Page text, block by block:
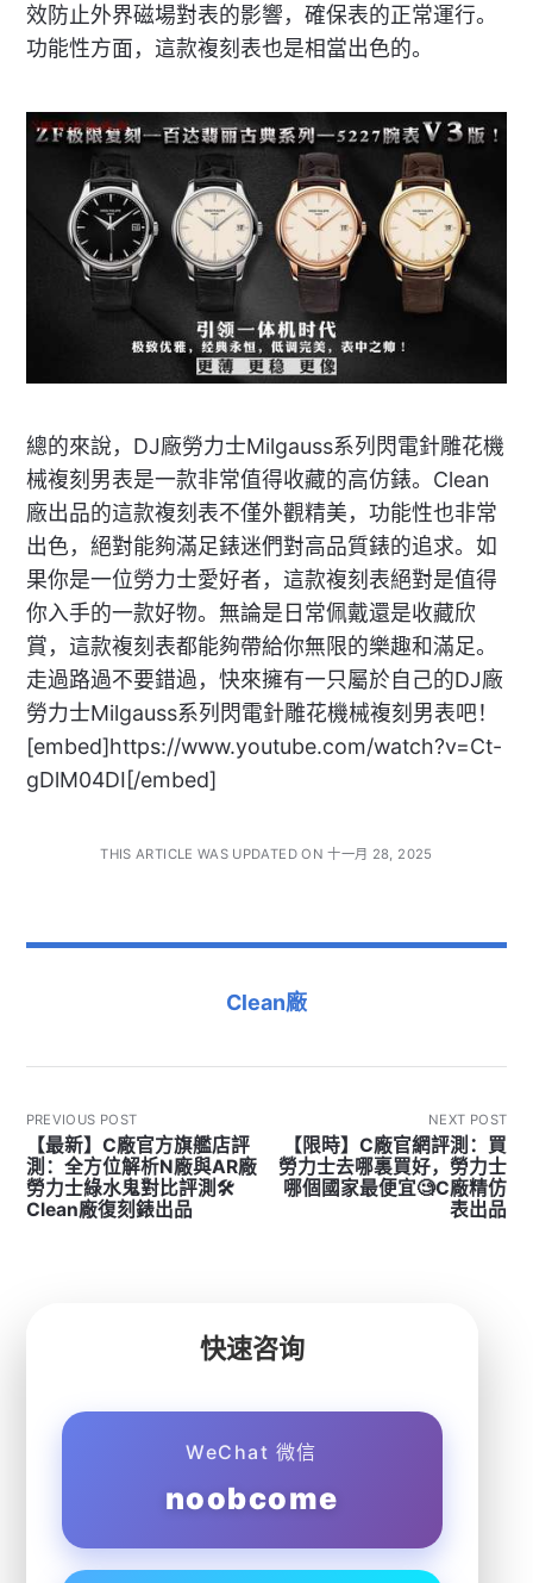
效防止外界磁場對表的影響，確保表的正常運行。
功能性方面，這款複刻表也是相當出色的。
總的來說，DJ廠勞力士Milgauss系列閃電針雕花機
械複刻男表是一款非常值得收藏的高仿錶。Clean
廠出品的這款複刻表不僅外觀精美，功能性也非常
出色，絕對能夠滿足錶迷們對高品質錶的追求。如
果你是一位勞力士愛好者，這款複刻表絕對是值得
你入手的一款好物。無論是日常佩戴還是收藏欣
賞，這款複刻表都能夠帶給你無限的樂趣和滿足。
走過路過不要錯過，快來擁有一只屬於自己的DJ廠
勞力士Milgauss系列閃電針雕花機械複刻男表吧！
[embed]https://www.youtube.com/watch?v=Ct-
gDlM04DI[/embed]
THIS ARTICLE WAS UPDATED ON 十一月 28, 2025
Clean廠
PREVIOUS POST
【最新】C廠官方旗艦店評
測：全方位解析N廠與AR廠
勞力士綠水鬼對比評測🛠
Clean廠復刻錶出品
NEXT POST
【限時】C廠官網評測：買
勞力士去哪裏買好，勞力士
哪個國家最便宜🧐C廠精仿
表出品
快速咨询
WeChat 微信
noobcome